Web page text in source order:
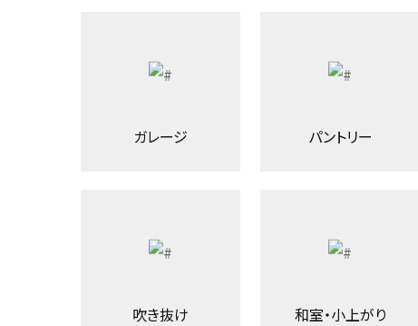
ガレージ パントリー
吹き抜け 和室・小上がり